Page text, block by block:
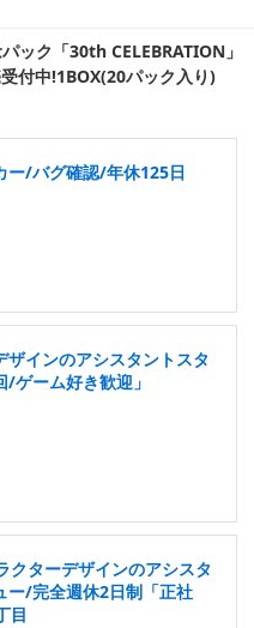
ック「30th CELEBRATION」
付中!1BOX(20パック入り)
ー/バグ確認/年休125日
インのアシスタントスタ
ゲーム好き歓迎」
クターデザインのアシスタ
ー/完全週休2日制「正社
目